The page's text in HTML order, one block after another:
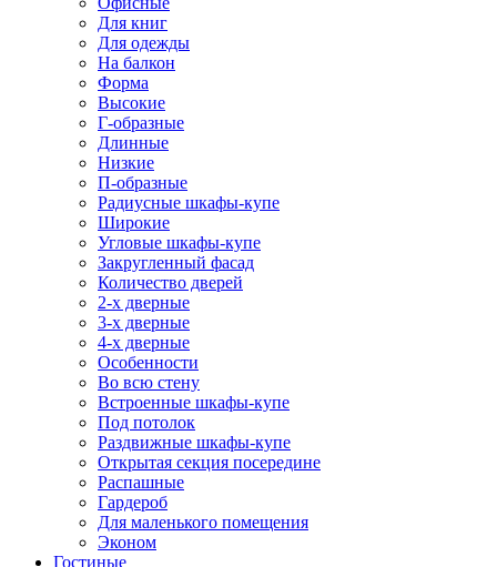
Для книг
Для одежды
На балкон
Форма
Высокие
Г-образные
Длинные
Низкие
П-образные
Радиусные шкафы-купе
Широкие
Угловые шкафы-купе
Закругленный фасад
Количество дверей
2-х дверные
3-х дверные
4-х дверные
Особенности
Во всю стену
Встроенные шкафы-купе
Под потолок
Раздвижные шкафы-купе
Открытая секция посередине
Распашные
Гардероб
Для маленького помещения
Эконом
Гостиные